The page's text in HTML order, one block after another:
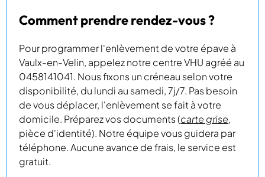
Comment prendre rendez-vous ?
Pour programmer l'enlèvement de votre épave à
Vaulx-en-Velin, appelez notre centre VHU agréé au
0458141041. Nous fixons un créneau selon votre
disponibilité, du lundi au samedi, 7j/7. Pas besoin
de vous déplacer, l'enlèvement se fait à votre
domicile. Préparez vos documents (carte grise,
pièce d'identité). Notre équipe vous guidera par
téléphone. Aucune avance de frais, le service est
gratuit.